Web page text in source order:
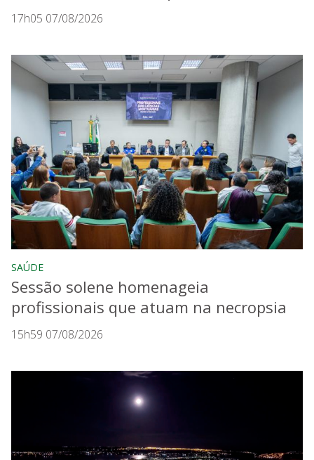
17h05 07/08/2026
SAÚDE
Sessão solene homenageia
profissionais que atuam na necropsia
15h59 07/08/2026